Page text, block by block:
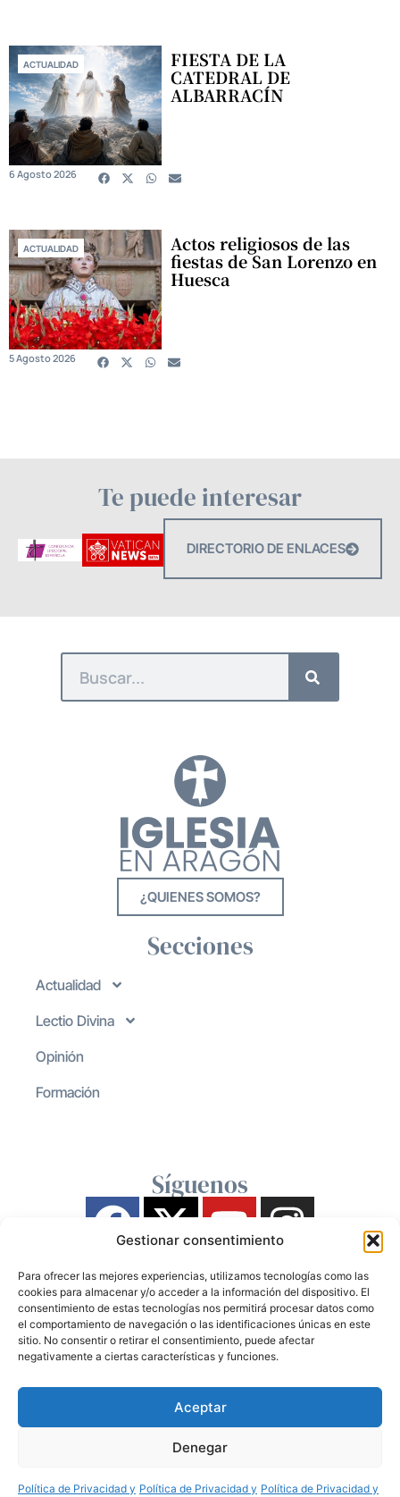
Gestionar consentimiento
Para ofrecer las mejores experiencias, utilizamos tecnologías como las
cookies para almacenar y/o acceder a la información del dispositivo. El
consentimiento de estas tecnologías nos permitirá procesar datos como
el comportamiento de navegación o las identificaciones únicas en este
sitio. No consentir o retirar el consentimiento, puede afectar
negativamente a ciertas características y funciones.
Aceptar
Denegar
Política de Privacidad y Política de Privacidad y Política de Privacidad y
ACTUALIDAD FIESTA DE LA
CATEDRAL DE
ALBARRACÍN
6 Agosto 2026
ACTUALIDAD Actos religiosos de las
fiestas de San Lorenzo en
Huesca
5 Agosto 2026
Te puede interesar
DIRECTORIO DE ENLACES
¿QUIENES SOMOS?
Secciones
Actualidad
Lectio Divina
Opinión
Formación
Síguenos